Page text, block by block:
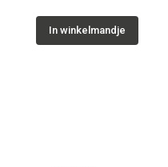
In winkelmandje